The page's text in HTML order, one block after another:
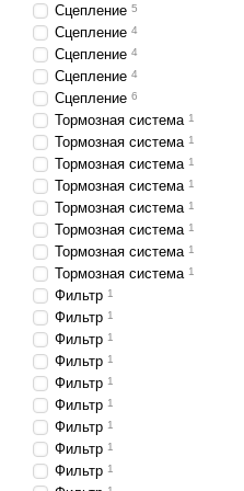
Сцепление 5
Сцепление 4
Сцепление 4
Сцепление 4
Сцепление 6
Тормозная система 1
Тормозная система 1
Тормозная система 1
Тормозная система 1
Тормозная система 1
Тормозная система 1
Тормозная система 1
Тормозная система 1
Фильтр 1
Фильтр 1
Фильтр 1
Фильтр 1
Фильтр 1
Фильтр 1
Фильтр 1
Фильтр 1
Фильтр 1